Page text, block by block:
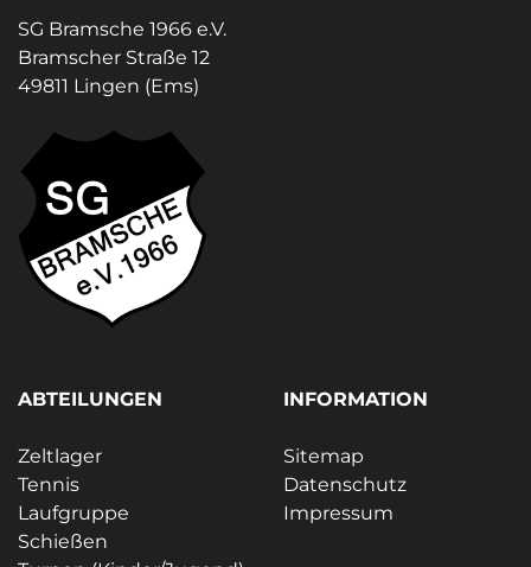
SG Bramsche 1966 e.V.
Bramscher Straße 12
49811 Lingen (Ems)
ABTEILUNGEN
Zeltlager
Tennis
Laufgruppe
Schießen
INFORMATION
Sitemap
Datenschutz
Impressum